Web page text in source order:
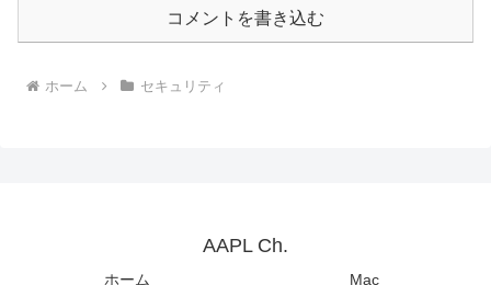
コメントを書き込む
ホーム セキュリティ
AAPL Ch.
ホーム
Mac